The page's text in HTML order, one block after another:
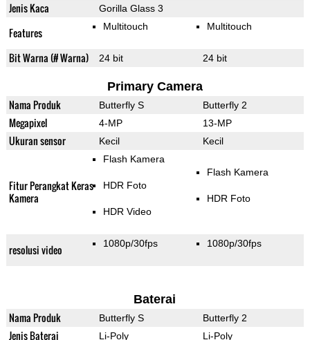
Jenis Kaca Gorilla Glass 3
Features Multitouch Multitouch
Bit Warna (# Warna) 24 bit 24 bit
Primary Camera
Nama Produk Butterfly S Butterfly 2
Megapixel 4-MP 13-MP
Ukuran sensor Kecil Kecil
Fitur Perangkat Keras
Kamera
Flash Kamera
HDR Foto
HDR Video
Flash Kamera
HDR Foto
resolusi video 1080p/30fps 1080p/30fps
Baterai
Nama Produk Butterfly S Butterfly 2
Jenis Baterai Li-Poly Li-Poly